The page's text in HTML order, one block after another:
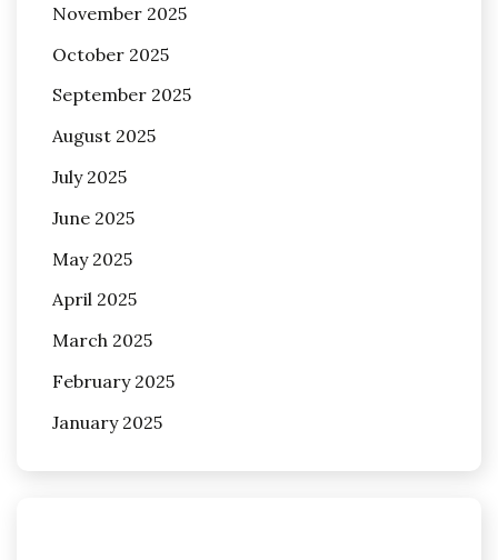
November 2025
October 2025
September 2025
August 2025
July 2025
June 2025
May 2025
April 2025
March 2025
February 2025
January 2025